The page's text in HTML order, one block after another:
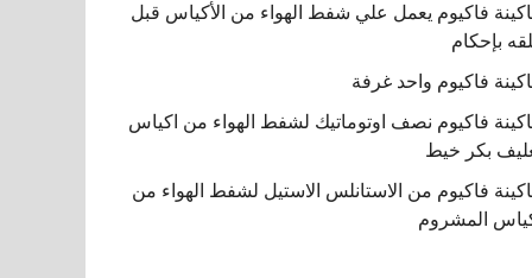
فاكيوم يعمل علي شفط الهواء من الأكياس قبل
بإحكام
فاكيوم واحد غرفة
فاكيوم نصف اوتوماتيك لشفط الهواء من اكياس
بكر خيط
فاكيوم من الاستانلس الاستيل لشفط الهواء من
المشروم